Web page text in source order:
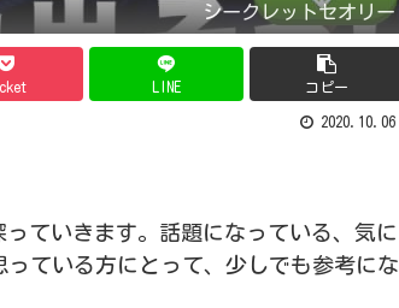
シークレットセオリー
LINE コピー
2020.10.06
ていきます。話題になっている、気に
ている方にとって、少しでも参考にな